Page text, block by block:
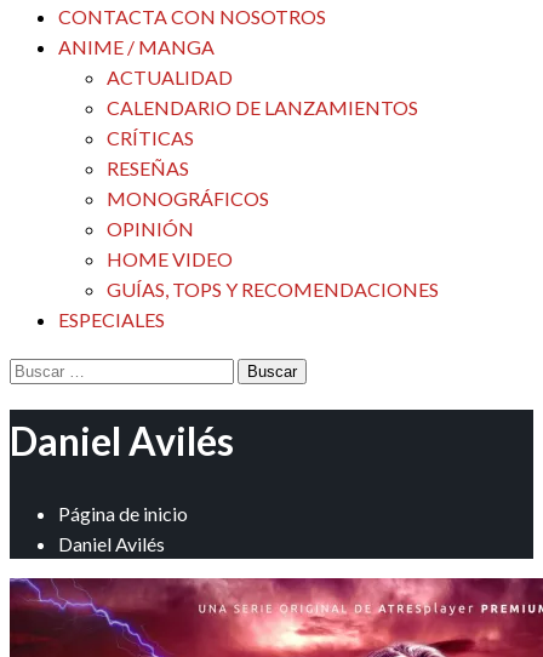
CONTACTA CON NOSOTROS
ANIME / MANGA
ACTUALIDAD
CALENDARIO DE LANZAMIENTOS
CRÍTICAS
RESEÑAS
MONOGRÁFICOS
OPINIÓN
HOME VIDEO
GUÍAS, TOPS Y RECOMENDACIONES
ESPECIALES
Buscar:
Daniel Avilés
Página de inicio
Daniel Avilés